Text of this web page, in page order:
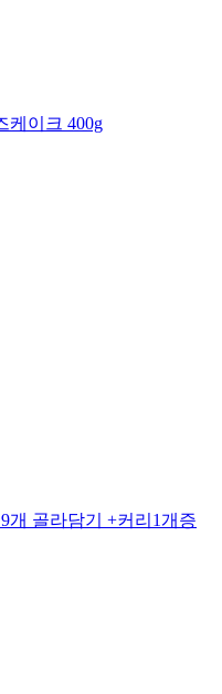
케이크 400g
개 골라담기 +커리1개증